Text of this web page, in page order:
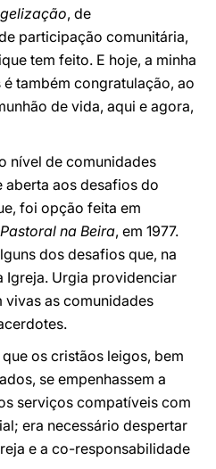
, de
participação comunitária,
tem feito. E hoje, a minha
também congratulação, ao
de vida, aqui e agora,
nível de comunidades
aberta aos desafios do
foi opção feita em
na Beira, em 1977.
dos desafios que, na
Igreja. Urgia providenciar
vivas as comunidades
os cristãos leigos, bem
se empenhassem a
serviços compatíveis com
era necessário despertar
e a co-responsabilidade